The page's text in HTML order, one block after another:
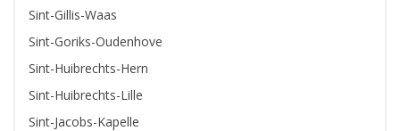
Sint-Gillis-Waas
Sint-Goriks-Oudenhove
Sint-Huibrechts-Hern
Sint-Huibrechts-Lille
Sint-Jacobs-Kapelle